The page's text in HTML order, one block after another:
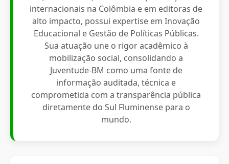
internacionais na Colômbia e em editoras de
alto impacto, possui expertise em Inovação
Educacional e Gestão de Políticas Públicas.
Sua atuação une o rigor acadêmico à
mobilização social, consolidando a
Juventude-BM como uma fonte de
informação auditada, técnica e
comprometida com a transparência pública
diretamente do Sul Fluminense para o
mundo.